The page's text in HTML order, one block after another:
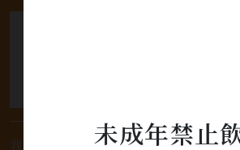
未成年禁止
我們是專業銷售威士忌及各式酒類